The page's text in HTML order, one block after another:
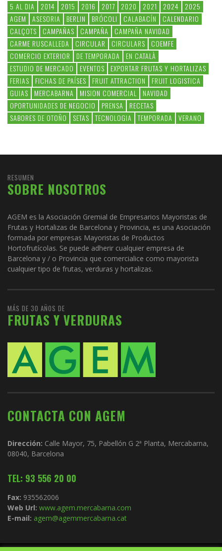
5 AL DIA 2014 2015 2016 2017 2020 2021 2024
2025
AGEM
ASESORIA BERLIN BRÓCOLI CALABACÍN
CALENDARIO
CALÇOTS
CAMPAÑAS CAMPAÑA
CAMPAÑA NAVIDAD
CARME RUSCALLEDA
CIRCULAR CIRCULARS
COEMFE
COMERCIO EXTERIOR
DE TEMPORADA
EN CATALÀ
ESTUDIO DE MERCADO
EVENTOS
EXPORTAR FRUTAS Y HORTALIZAS
FERIAS
FICHAS DE PAÍSES FRUIT ATTRACTION
FRUIT LOGISTICA
GUIAS
MERCABARNA MISION COMERCIAL
NAVIDAD
OPORTUNIDADES DE NEGOCIO
PRENSA
RECETAS
SABORES DE OTOÑO
SETAS TECNOLOGIA TEMPORADA VERANO
RESUMEN
SOBRE NOSOTROS
AGEM es la Asociación Gremial de Empresarios Mayoristas de
Frutas y Hortalizas de Barcelona y Provincia, es una Asociación
formada por empresas Mayoristas de Productos
Hortofrutícolas. Se puede adherir cualquier empresa de
Barcelona y / o Provincia que comercialice como mayorista
cualquier tipo de frutas, verduras y hortalizas.
MÁS DE 30 AÑOS DE
FRUTAS Y VERDURAS
CONTACTA CON AGEM
Dirección: Calle Mayor, 75, Pabellón G 2ª Planta, Mercabarna,
08040, Barcelona
TEL: 93 556 20 00
Fax: 935562006
Web Url: www.agem.mercabarna.com
E-mail: agem@agemmercabarna.cat